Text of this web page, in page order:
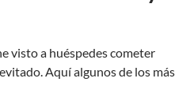
visto a huéspedes cometer
Aquí algunos de los más